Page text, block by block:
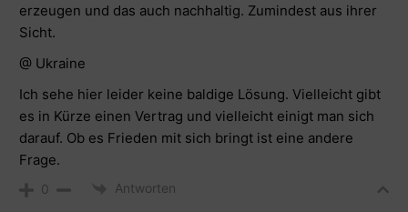
erzeugen und das auch nachhaltig. Zumindest aus ihrer
Sicht.
@ Ukraine
Ich sehe hier leider keine baldige Lösung. Vielleicht gibt
es in Kürze einen Vertrag und vielleicht einigt man sich
darauf. Ob es Frieden mit sich bringt ist eine andere
Frage.
0 Antworten